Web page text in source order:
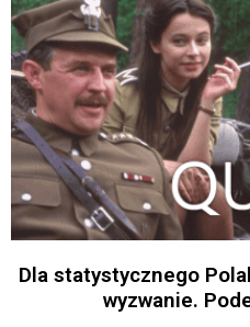
Dla statystycznego
wyzwanie.